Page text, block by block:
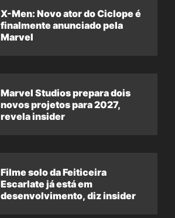
X-Men: Novo ator do Ciclope é
finalmente anunciado pela
Marvel
Marvel Studios prepara dois
novos projetos para 2027,
revela insider
Filme solo da Feiticeira
Escarlate já está em
desenvolvimento, diz insider